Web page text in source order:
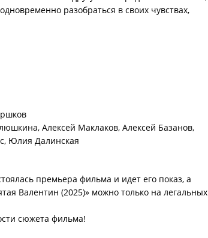
разобраться в своих чувствах,
Алексей Маклаков, Алексей Базанов,
Юлия Далинская
премьера фильма и идет его показ, а
Валентин (2025)» можно только на легальных
сюжета фильма!